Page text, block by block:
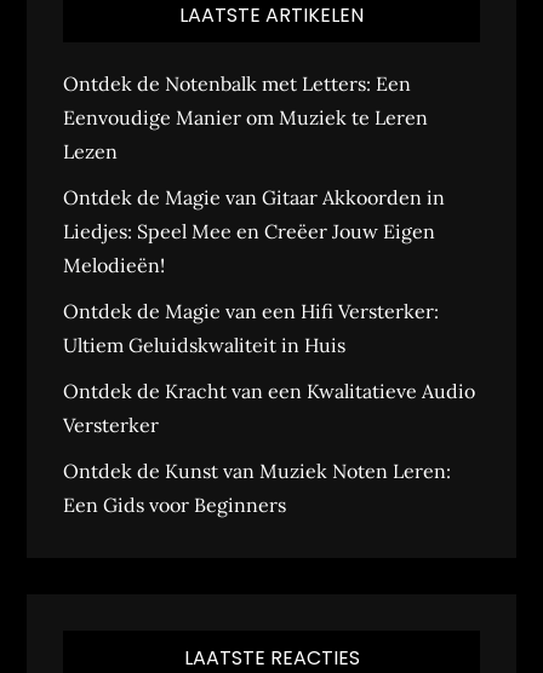
LAATSTE ARTIKELEN
Ontdek de Notenbalk met Letters: Een
Eenvoudige Manier om Muziek te Leren
Lezen
Ontdek de Magie van Gitaar Akkoorden in
Liedjes: Speel Mee en Creëer Jouw Eigen
Melodieën!
Ontdek de Magie van een Hifi Versterker:
Ultiem Geluidskwaliteit in Huis
Ontdek de Kracht van een Kwalitatieve Audio
Versterker
Ontdek de Kunst van Muziek Noten Leren:
Een Gids voor Beginners
LAATSTE REACTIES